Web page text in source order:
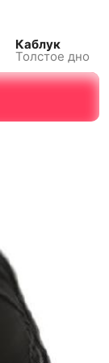
Каблук
Толстое дно